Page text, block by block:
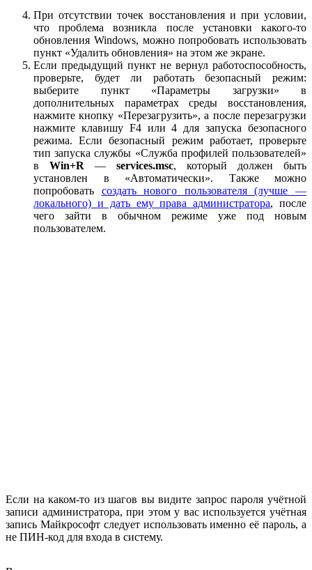
При отсутствии точек восстановления и при условии,
что проблема возникла после установки какого-то
обновления Windows, можно попробовать использовать
пункт «Удалить обновления» на этом же экране.
Если предыдущий пункт не вернул работоспособность,
проверьте, будет ли работать безопасный режим:
выберите пункт «Параметры загрузки» в
дополнительных параметрах среды восстановления,
нажмите кнопку «Перезагрузить», а после перезагрузки
нажмите клавишу F4 или 4 для запуска безопасного
режима. Если безопасный режим работает, проверьте
тип запуска службы «Служба профилей пользователей»
в Win+R — services.msc, который должен быть
установлен в «Автоматически». Также можно
попробовать создать нового пользователя (лучше —
локального) и дать ему права администратора, после
чего зайти в обычном режиме уже под новым
пользователем.
Если на каком-то из шагов вы видите запрос пароля учётной
записи администратора, при этом у вас используется учётная
запись Майкрософт следует использовать именно её пароль, а
не ПИН-код для входа в систему.